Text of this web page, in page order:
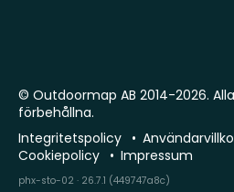
© Outdoormap AB 2014-2026.
förbehållna.
Integritetspolicy
Cookiepolicy
Impressum
phx-sto-02 · 26.7.1 (449747a8c)